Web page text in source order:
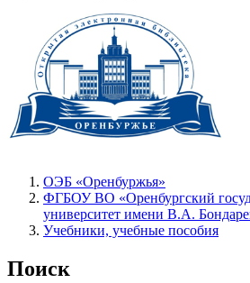
ОЭБ «Оренбуржья»
ФГБОУ ВО «Оренбургский
университет имени В.А.
Учебники, учебные пособия
Поиск